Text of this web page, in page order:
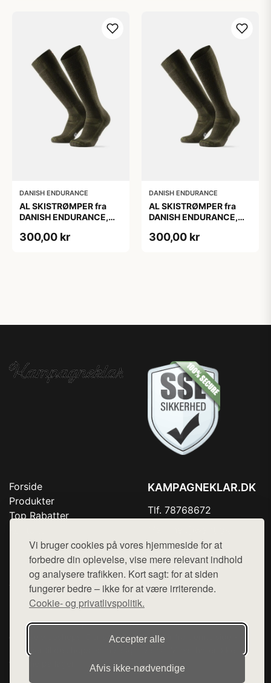
Vi bruger cookies på vores hjemmeside for at
forbedre din oplevelse, vise mere relevant indhold
og analysere trafikken. Kort sagt: for at siden
fungerer bedre – ikke for at være irriterende.
Cookie- og privatlivspolitik.
Accepter alle
Afvis ikke‑nødvendige
DANISH ENDURANCE
AL SKISTRØMPER fra
DANISH ENDURANCE,
300,00 kr
DANISH ENDURANCE
AL SKISTRØMPER fra
DANISH ENDURANCE,
300,00 kr
Forside
Produkter
Top Rabatter
KAMPAGNEKLAR.DK
Tlf. 78768672
Cookie- og privatlivspolitik
Denne side er en del af want.dk, der udgiver en række
hjemmesider med præsentation af forskellige produkter fra
diverse webshops. Der sælges ikke varer fra denne side - vi
henviser til de shops, som sælger varen. Vi har heller ikke
varerne på lager.